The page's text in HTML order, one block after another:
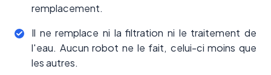
remplacement.
Il ne remplace ni la filtration ni le traitement de
l'eau. Aucun robot ne le fait, celui-ci moins que
les autres.